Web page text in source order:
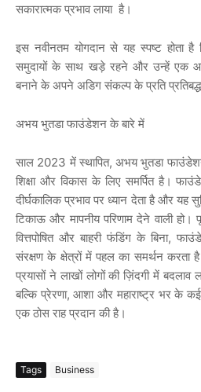
सकारात्मक प्रभाव लाया है।
इस नवीनतम योगदान से यह स्पष्ट होता है
समुदायों के साथ खड़े रहने और उन्हें एक
बनाने के अपने अडिग संकल्प के प्रति प्रतिबद्ध
अभय भुतडा फाउंडेशन के बारे में
साल 2023 में स्थापित, अभय भुतडा
शिक्षा और विकास के लिए समर्पित है।
दीर्घकालिक प्रभाव पर ध्यान देता है और यह
टिकाऊ और मापनीय परिणाम देने वाली हो।
वित्तपोषित और बाहरी फंडिंग के बिना,
संरक्षण के क्षेत्रों में पहल का समर्थन करता
प्रयासों ने लाखों लोगों की ज़िंदगी में बदलाव
बल्कि प्रेरणा,आशा और महाराष्ट्र भर के कई
एक ठोस राह प्रदान की है।
Tags Business